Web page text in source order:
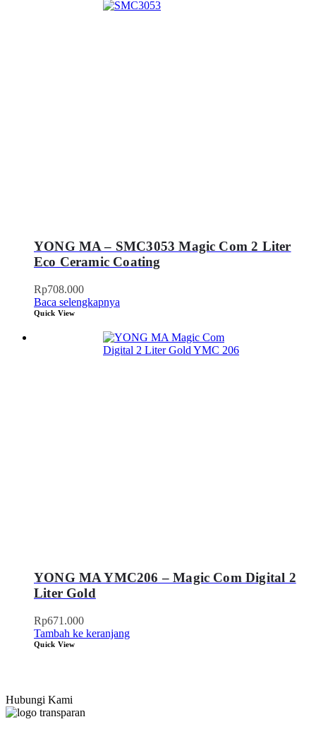
YONG MA – SMC3053 Magic Com 2 Liter
Eco Ceramic Coating
Rp708.000
Baca selengkapnya
Quick View
YONG MA YMC206 – Magic Com Digital 2
Liter Gold
Rp671.000
Tambah ke keranjang
Quick View
Hubungi Kami